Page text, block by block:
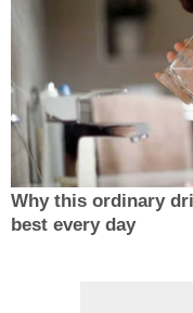
Why this ordinary
best every day